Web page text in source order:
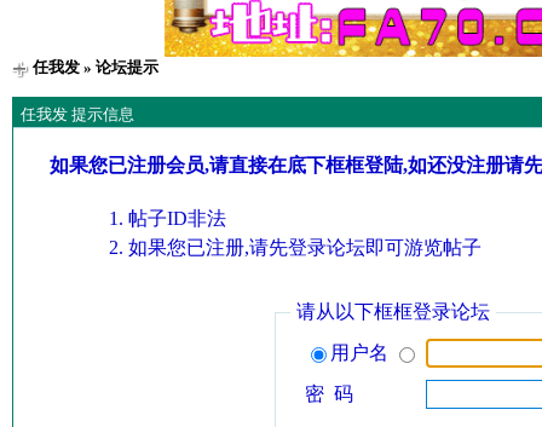
任我发» 论坛提示
任我发 提示信息
如果您已注册会员,请直接在底下框框登陆,如还没注册请
帖子ID非法
如果您已注册,请先登录论坛即可游览帖子
请从以下框框登录论坛
用户名
密 码